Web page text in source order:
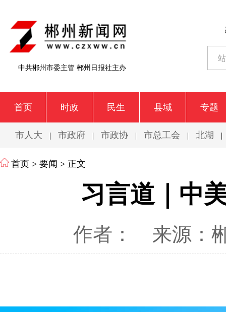
中共郴州市委主管 郴州日报社主办
首页 时政 民生 县域 专题
市人大 | 市政府 | 市政协 | 市总工会 | 北湖 |
首页 > 要闻 > 正文
习言道｜中
作者： 来源：